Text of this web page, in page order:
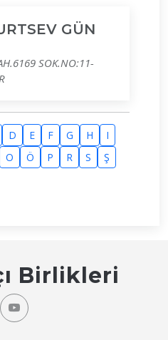
GÜN
SOK.NO:11-
D E F G H
I
O Ö P R S
Ş
Birlikleri